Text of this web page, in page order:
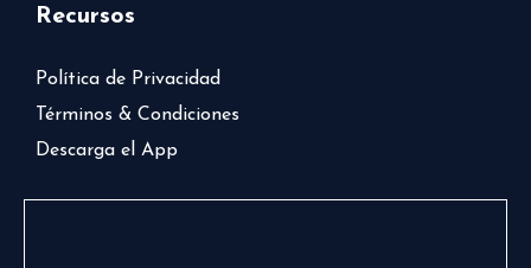
Recursos
Política de Privacidad
Términos & Condiciones
Descarga el App